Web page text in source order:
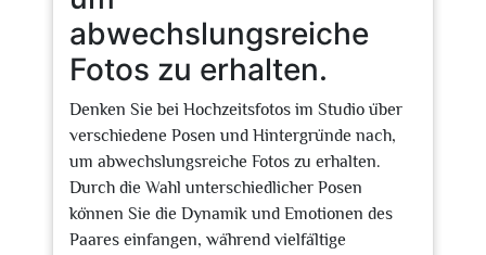
abwechslungsreiche
Fotos zu erhalten.
Denken Sie bei Hochzeitsfotos im Studio über
verschiedene Posen und Hintergründe nach,
um abwechslungsreiche Fotos zu erhalten.
Durch die Wahl unterschiedlicher Posen
können Sie die Dynamik und Emotionen des
Paares einfangen, während vielfältige